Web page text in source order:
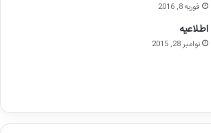
فوریه 8, 2016
اطلاعيه
نوامبر 28, 2015